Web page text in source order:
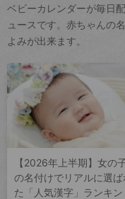
ベビーカレンダーが毎日
ュースです。赤ちゃんの
よみが出来ます。
【2026年上半期】女の
の名付けでリアルに選ば
た「人気漢字」ランキン